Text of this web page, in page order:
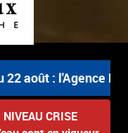
22 août : l'Agence
CRISE